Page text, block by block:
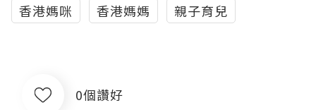
香港媽咪
香港媽媽 親子育兒
0個讚好